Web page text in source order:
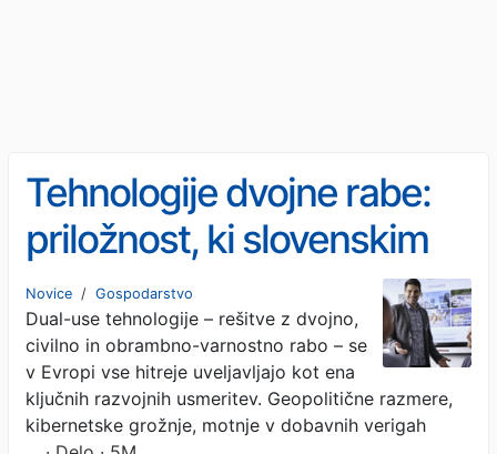
Tehnologije dvojne rabe:
priložnost, ki slovenskim
podjetjem odpira nove trge
Novice / Gospodarstvo
Dual-use tehnologije – rešitve z dvojno,
civilno in obrambno-varnostno rabo – se
v Evropi vse hitreje uveljavljajo kot ena
ključnih razvojnih usmeritev. Geopolitične razmere,
kibernetske grožnje, motnje v dobavnih verigah